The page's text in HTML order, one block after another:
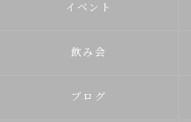
イベント
飲み会
ブログ